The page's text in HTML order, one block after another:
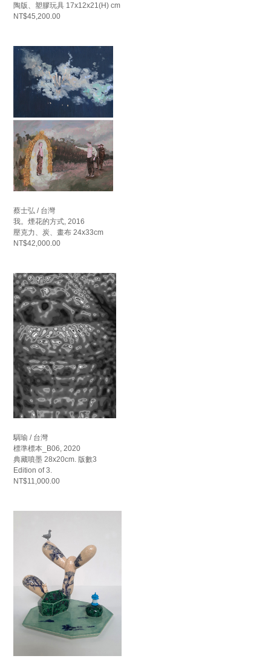
陶版、塑膠玩具 17x12x21(H) cm
NT$45,200.00
蔡士弘 / 台灣
我。煙花的方式, 2016
壓克力、炭、畫布 24x33cm
NT$42,000.00
騆瑜 / 台灣
標準標本_B06, 2020
典藏噴墨 28x20cm. 版數3
Edition of 3.
NT$11,000.00